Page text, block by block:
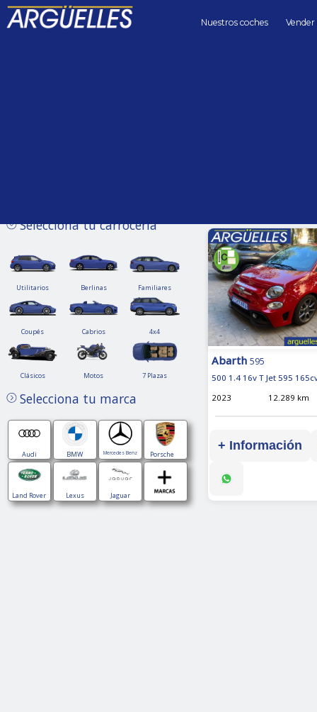
Nuestros coches
Abarth 595
500 1.4 16v T Jet 595
2023
12.289 km
+ Información
Selecciona tu carrocería
UtilitariosUtilitariosBerlinasBerlinasFamiliares
CoupésCoupés CabriosCabrios 4x4
ClásicosClásicos MotosMotos 7 Plazas7
Selecciona tu marca
Audi BMW Mercedes Benz Porsche
Land Rover Lexus Jaguar